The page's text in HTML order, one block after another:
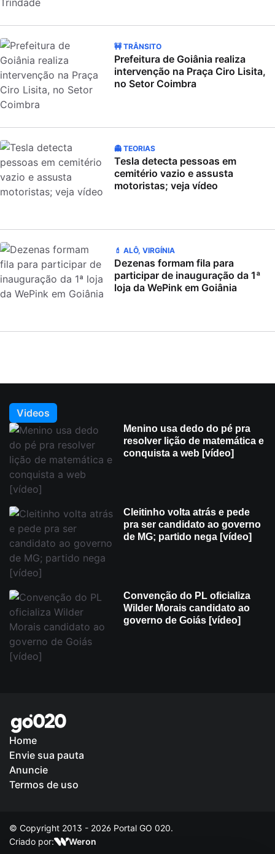
🚧 TRÂNSITO
Prefeitura de Goiânia realiza
intervenção na Praça Ciro Lisita,
no Setor Coimbra
👻 TEORIAS
Tesla detecta pessoas em
cemitério vazio e assusta
motoristas; veja vídeo
💄 ALÔ, VIRGÍNIA
Dezenas formam fila para
participar de inauguração da 1ª
loja da WePink em Goiânia
Videos
Menino usa dedo do pé pra
resolver lição de matemática e
conquista a web [vídeo]
Cleitinho volta atrás e pede
pra ser candidato ao governo
de MG; partido nega [vídeo]
Convenção do PL oficializa
Wilder Morais candidato ao
governo de Goiás [vídeo]
Home
Envie sua pauta
Anuncie
Termos de uso
© Copyright 2013 - 2026 Portal GO 020.
Criado por:
Weron